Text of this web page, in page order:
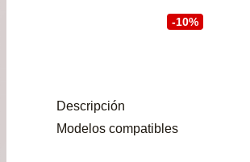
-10%
Descripción
Modelos compatibles